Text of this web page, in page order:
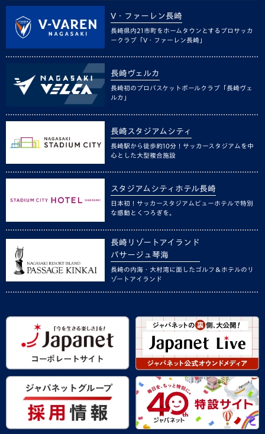
V・ファーレン長崎
長崎県内21市町をホームタウンとするプロサッカ
ークラブ「V・ファーレン長崎」
長崎ヴェルカ
長崎初のプロバスケットボールクラブ「長崎ヴェ
ルカ」
長崎スタジアムシティ
長崎駅から徒歩約10分！サッカースタジアムを中
心とした大型複合施設
スタジアムシティホテル長崎
日本初！サッカースタジアムビューホテルで特別
な感動とくつろぎを。
長崎リゾートアイランド
パサージュ琴海
長崎の内海・大村湾に面したゴルフ＆ホテルのリ
ゾートアイランド